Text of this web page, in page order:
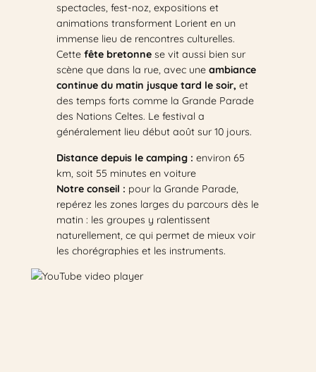
spectacles, fest-noz, expositions et
animations transforment Lorient en un
immense lieu de rencontres culturelles.
Cette fête bretonnese vit aussi bien sur
scène que dans la rue, avec une ambiance
continue du matin jusque tard le soir, et
des temps forts comme la Grande Parade
des Nations Celtes. Le festival a
généralement lieu début août sur 10 jours.
Distance depuis le camping : environ 65
km, soit 55 minutes en voiture
Notre conseil : pour la Grande Parade,
repérez les zones larges du parcours dès le
matin : les groupes y ralentissent
naturellement, ce qui permet de mieux voir
les chorégraphies et les instruments.